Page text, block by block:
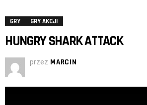
GRY GRY AKCJI
HUNGRY SHARK ATTACK
przez MARCIN